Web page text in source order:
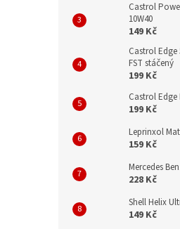
Castrol
10W40
149 Kč
Castrol Edge
FST stáčený
199 Kč
Castrol Edge
199 Kč
Leprinxol
159 Kč
Mercedes
228 Kč
Shell Helix
149 Kč